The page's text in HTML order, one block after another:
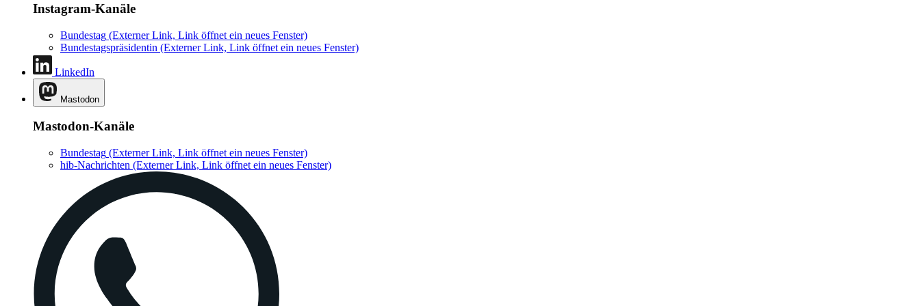
Instagram-Kanäle
Bundestag (Externer Link, Link öffnet ein neues Fenster)
Bundestagspräsidentin (Externer Link, Link öffnet ein neues Fenster)
LinkedIn
Mastodon
Mastodon-Kanäle
Bundestag (Externer Link, Link öffnet ein neues Fenster)
hib-Nachrichten (Externer Link, Link öffnet ein neues Fenster)